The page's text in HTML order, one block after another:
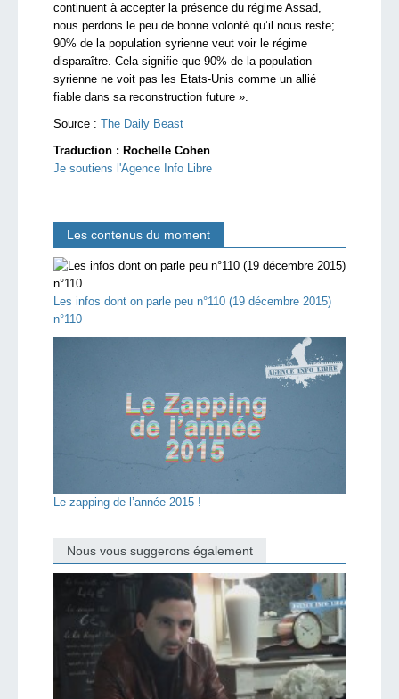
continuent à accepter la présence du régime Assad,
nous perdons le peu de bonne volonté qu’il nous reste;
90% de la population syrienne veut voir le régime
disparaître. Cela signifie que 90% de la population
syrienne ne voit pas les Etats-Unis comme un allié
fiable dans sa reconstruction future ».
Source : The Daily Beast
Traduction : Rochelle Cohen
Je soutiens l'Agence Info Libre
Les contenus du moment
Les infos dont on parle peu n°110 (19 décembre 2015)
n°110
Le zapping de l’année 2015 !
Nous vous suggerons également